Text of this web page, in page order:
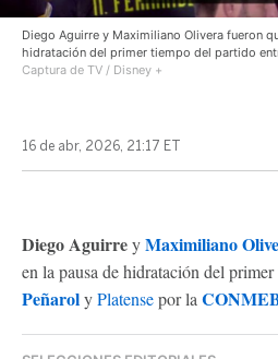
Diego Aguirre y Maximiliano Olivera fueron
hidratación del primer tiempo del partido
Captura de TV / Disney +
16 de abr, 2026, 21:17 ET
Diego AguirreyMaximiliano
en la pausa de hidratación del
PeñarolyPlatensepor la